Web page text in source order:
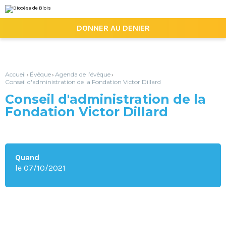
au
contenu.
la
personnels
DONNER AU DENIER
Accueil › Évêque› Agenda de l’évêque›
Conseil d'administration de la Fondation Victor Dillard
Conseil d'administration de la
Fondation Victor Dillard
Quand
le 07/10/2021